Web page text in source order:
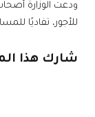
ودعت الوزارة
للأجور، تفاديًا
شارك هذا